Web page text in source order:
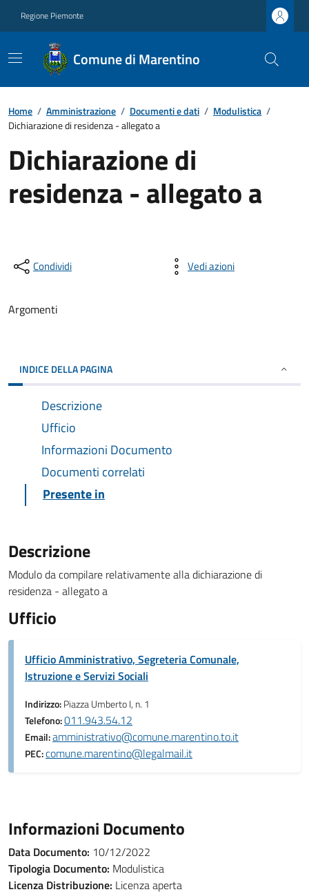
Regione Piemonte
Comune di Marentino
Home / Amministrazione / Documenti e dati / Modulistica /
Dichiarazione di residenza - allegato a
Dichiarazione di
residenza - allegato a
Condividi Vedi azioni
Argomenti
INDICE DELLA PAGINA
Descrizione
Ufficio
Informazioni Documento
Documenti correlati
Presente in
Descrizione
Modulo da compilare relativamente alla dichiarazione di
residenza - allegato a
Ufficio
Ufficio Amministrativo, Segreteria Comunale,
Istruzione e Servizi Sociali
Indirizzo:Piazza Umberto I, n. 1
Telefono:011.943.54.12
Email:amministrativo@comune.marentino.to.it
PEC:comune.marentino@legalmail.it
Informazioni Documento
Data Documento: 10/12/2022
Tipologia Documento: Modulistica
Licenza Distribuzione: Licenza aperta